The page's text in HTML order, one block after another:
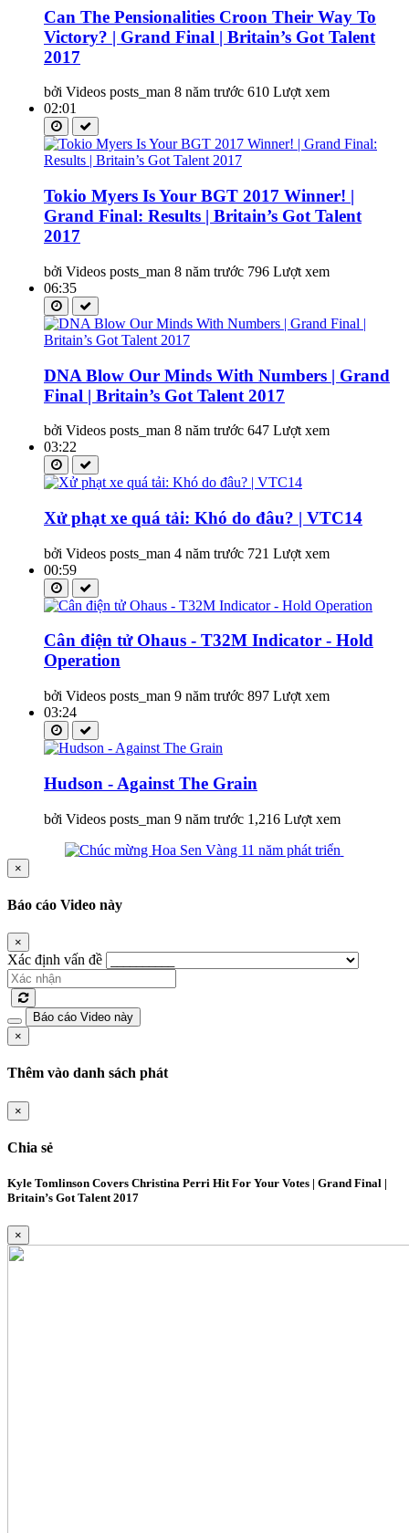
Can The Pensionalities Croon Their Way To
Victory? | Grand Final | Britain’s Got Talent
2017
bởi Videos posts_man 8 năm trước 610 Lượt xem
02:01
Tokio Myers Is Your BGT 2017 Winner! |
Grand Final: Results | Britain’s Got Talent
2017
bởi Videos posts_man 8 năm trước 796 Lượt xem
06:35
DNA Blow Our Minds With Numbers | Grand
Final | Britain’s Got Talent 2017
bởi Videos posts_man 8 năm trước 647 Lượt xem
03:22
Xử phạt xe quá tải: Khó do đâu? | VTC14
bởi Videos posts_man 4 năm trước 721 Lượt xem
00:59
Cân điện tử Ohaus - T32M Indicator - Hold
Operation
bởi Videos posts_man 9 năm trước 897 Lượt xem
03:24
Hudson - Against The Grain
bởi Videos posts_man 9 năm trước 1,216 Lượt xem
×
Báo cáo Video này
×
Xác định vấn đề
Báo cáo Video này
×
Thêm vào danh sách phát
×
Chia sẻ
Kyle Tomlinson Covers Christina Perri Hit For Your Votes | Grand Final |
Britain’s Got Talent 2017
×